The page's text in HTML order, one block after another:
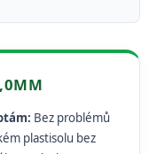
Bez problémů
plastisolu bez